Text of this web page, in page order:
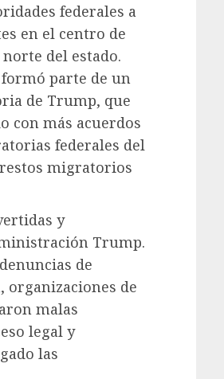
federales a
en el centro de
del estado.
parte de un
de Trump, que
con más acuerdos
federales del
migratorios
y
Trump.
de
organizaciones de
malas
legal y
las